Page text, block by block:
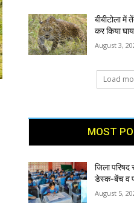
बीबीटोला
कर किया
August 3,
Load
MOST
जिला
डेस्क-बेंच व
August 5,